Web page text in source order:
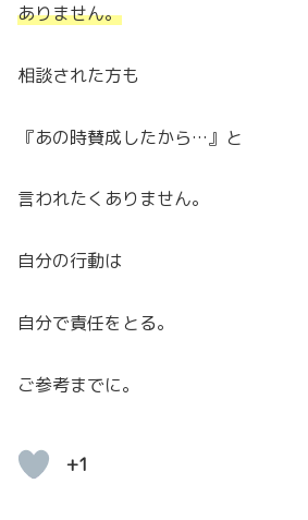
ありません。
相談された方も
『あの時賛成したから…』と
言われたくありません。
自分の行動は
自分で責任をとる。
ご参考までに。
+1